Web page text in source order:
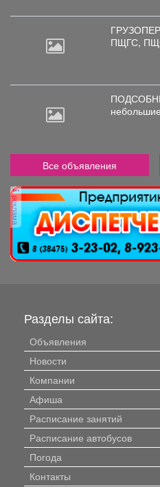
ПЩГС,
небольшие
Все объявления
реклама
Разделы сайта:
Объявления
Новости
Компании
Афиша
Расписание занятий
Расписание автобусов
Погода
Контакты